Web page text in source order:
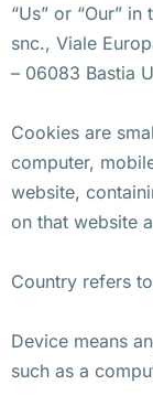
“Us” or “Our”
snc., Viale
– 06083 Bastia
Cookies are
computer,
website,
on that website
Country refers
Device means
such as a